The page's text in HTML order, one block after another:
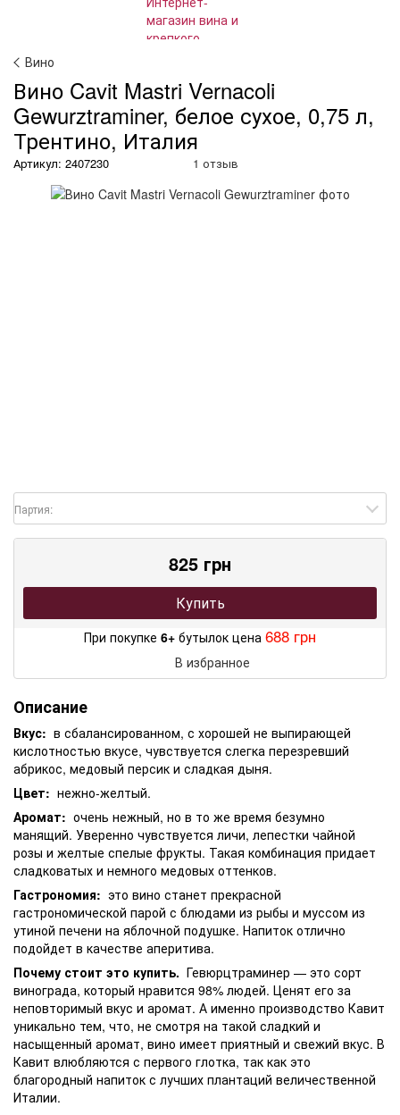
Вино
Вино Cavit Mastri Vernacoli
Gewurztraminer, белое сухое, 0,75 л,
Трентино, Италия
Артикул: 2407230 1 отзыв
Партия:
825 грн
Купить
При покупке 6+ бутылок цена 688 грн
В избранное
Описание
Вкус: в сбалансированном, с хорошей не выпирающей
кислотностью вкусе, чувствуется слегка перезревший
абрикос, медовый персик и сладкая дыня.
Цвет: нежно-желтый.
Аромат: очень нежный, но в то же время безумно
манящий. Уверенно чувствуется личи, лепестки чайной
розы и желтые спелые фрукты. Такая комбинация придает
сладковатых и немного медовых оттенков.
Гастрономия: это вино станет прекрасной
гастрономической парой с блюдами из рыбы и муссом из
утиной печени на яблочной подушке. Напиток отлично
подойдет в качестве аперитива.
Почему стоит это купить. Гевюрцтраминер — это сорт
винограда, который нравится 98% людей. Ценят его за
неповторимый вкус и аромат. А именно производство Кавит
уникально тем, что, не смотря на такой сладкий и
насыщенный аромат, вино имеет приятный и свежий вкус. В
Кавит влюбляются с первого глотка, так как это
благородный напиток с лучших плантаций величественной
Италии.